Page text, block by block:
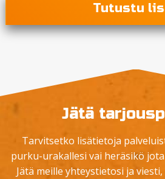
Tutustu
Jätä
Tarvitsetko lisätietoja
purku-urakallesi vai heräsikö
Jätä meille yhteystietosi ja